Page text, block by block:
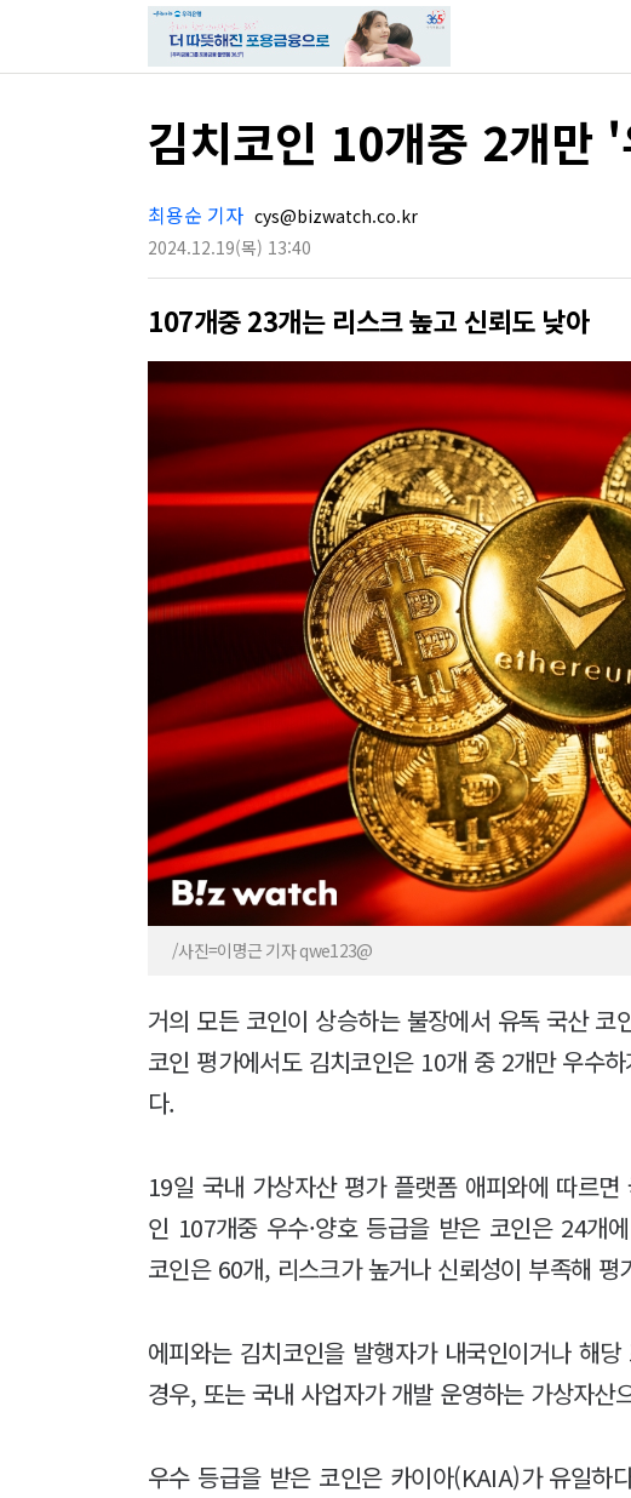
김치코인 10개중 2개만
최용순 기자 cys@bizwatch.co.kr
2024.12.19(목) 13:40
107개중 23개는 리스크 높고 신뢰도 낮아
/사진=이명근 기자 qwe123@
거의 모든 코인이 상승하는 불장에서 유독 국산
코인 평가에서도 김치코인은 10개 중 2개만 우수
다.
19일 국내 가상자산 평가 플랫폼 애피와에 따르
인 107개중 우수·양호 등급을 받은 코인은 24개
코인은 60개, 리스크가 높거나 신뢰성이 부족해
에피와는 김치코인을 발행자가 내국인이거나 해
경우, 또는 국내 사업자가 개발 운영하는 가상자산
우수 등급을 받은 코인은 카이아(KAIA)가 유일하